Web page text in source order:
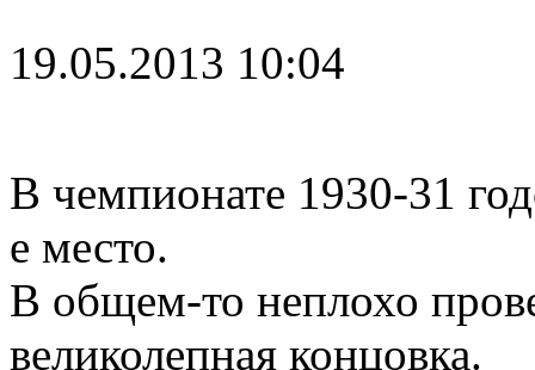
19.05.2013 10:04
В чемпионате 1930-31
е место.
В общем-то неплохо
великолепная концовка.